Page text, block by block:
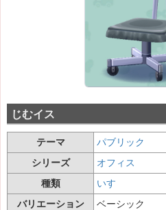
じむイス
テーマ
パブリック
シリーズ
オフィス
種類
いす
バリエーション
ベーシック